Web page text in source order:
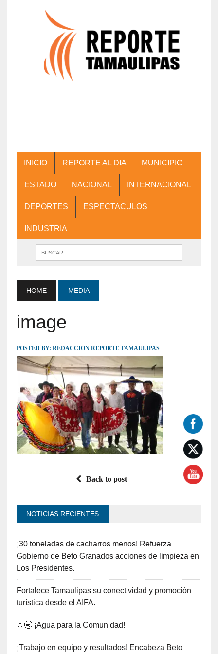
INICIO REPORTE AL DIA MUNICIPIO
ESTADO NACIONAL INTERNACIONAL
DEPORTES ESPECTACULOS
INDUSTRIA
HOME MEDIA
image
POSTED BY: REDACCION REPORTE TAMAULIPAS
Back to post
NOTICIAS RECIENTES
¡30 toneladas de cacharros menos! Refuerza
Gobierno de Beto Granados acciones de limpieza en
Los Presidentes.
Fortalece Tamaulipas su conectividad y promoción
turística desde el AIFA.
💧🚰 ¡Agua para la Comunidad!
¡Trabajo en equipo y resultados! Encabeza Beto